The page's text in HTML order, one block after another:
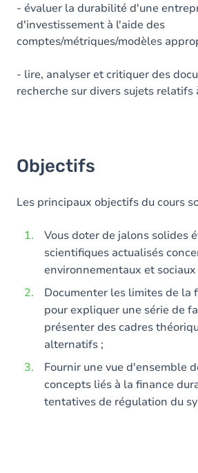
- évaluer la durabilité d'une
d'investissement à l'aide des
comptes/métriques/modèles
- lire, analyser et critiquer des
recherche sur divers sujets relatifs
Objectifs
Les principaux objectifs du cours
Vous doter de jalons solides
scientifiques actualisés
environnementaux et
Documenter les limites de la
pour expliquer une série de
présenter des cadres
alternatifs ;
Fournir une vue d'ensemble
concepts liés à la finance
tentatives de régulation du